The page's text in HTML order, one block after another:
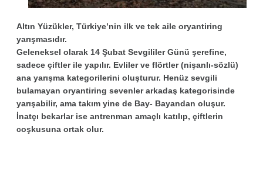
Altın Yüzükler, Türkiye’nin ilk ve tek aile oryantiring
yarışmasıdır.
Geleneksel olarak 14 Şubat Sevgililer Günü şerefine,
sadece çiftler ile yapılır. Evliler ve flörtler (nişanlı-sözlü)
ana yarışma kategorilerini oluşturur. Henüz sevgili
bulamayan oryantiring sevenler arkadaş kategorisinde
yarışabilir, ama takım yine de Bay- Bayandan oluşur.
İnatçı bekarlar ise antrenman amaçlı katılıp, çiftlerin
coşkusuna ortak olur.